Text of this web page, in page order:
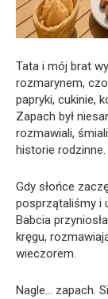
Tata i mój brat
rozmarynem,
papryki, cukinie,
Zapach był
rozmawiali,
historie rodzinne.
Gdy słońce
posprzątaliśmy i
Babcia
kręgu,
wieczorem.
Nagle… zapach.